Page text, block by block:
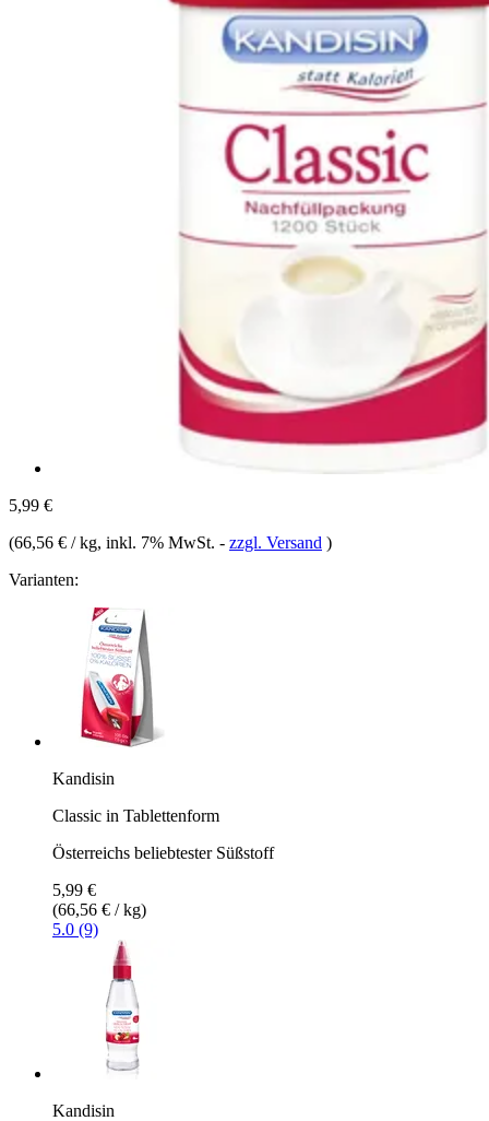
5,99 €
(66,56 € / kg, inkl. 7% MwSt. - zzgl. Versand )
Varianten:
Kandisin
Classic in Tablettenform
Österreichs beliebtester Süßstoff
5,99 €
(66,56 € / kg)
5.0 (9)
Kandisin